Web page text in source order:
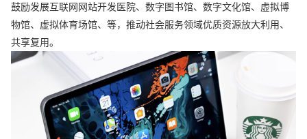
鼓励发展互联网网站开发医院、数字图书馆、数字文化馆、虚拟博
物馆、虚拟体育场馆、等，推动社会服务领域优质资源放大利用、
共享复用。